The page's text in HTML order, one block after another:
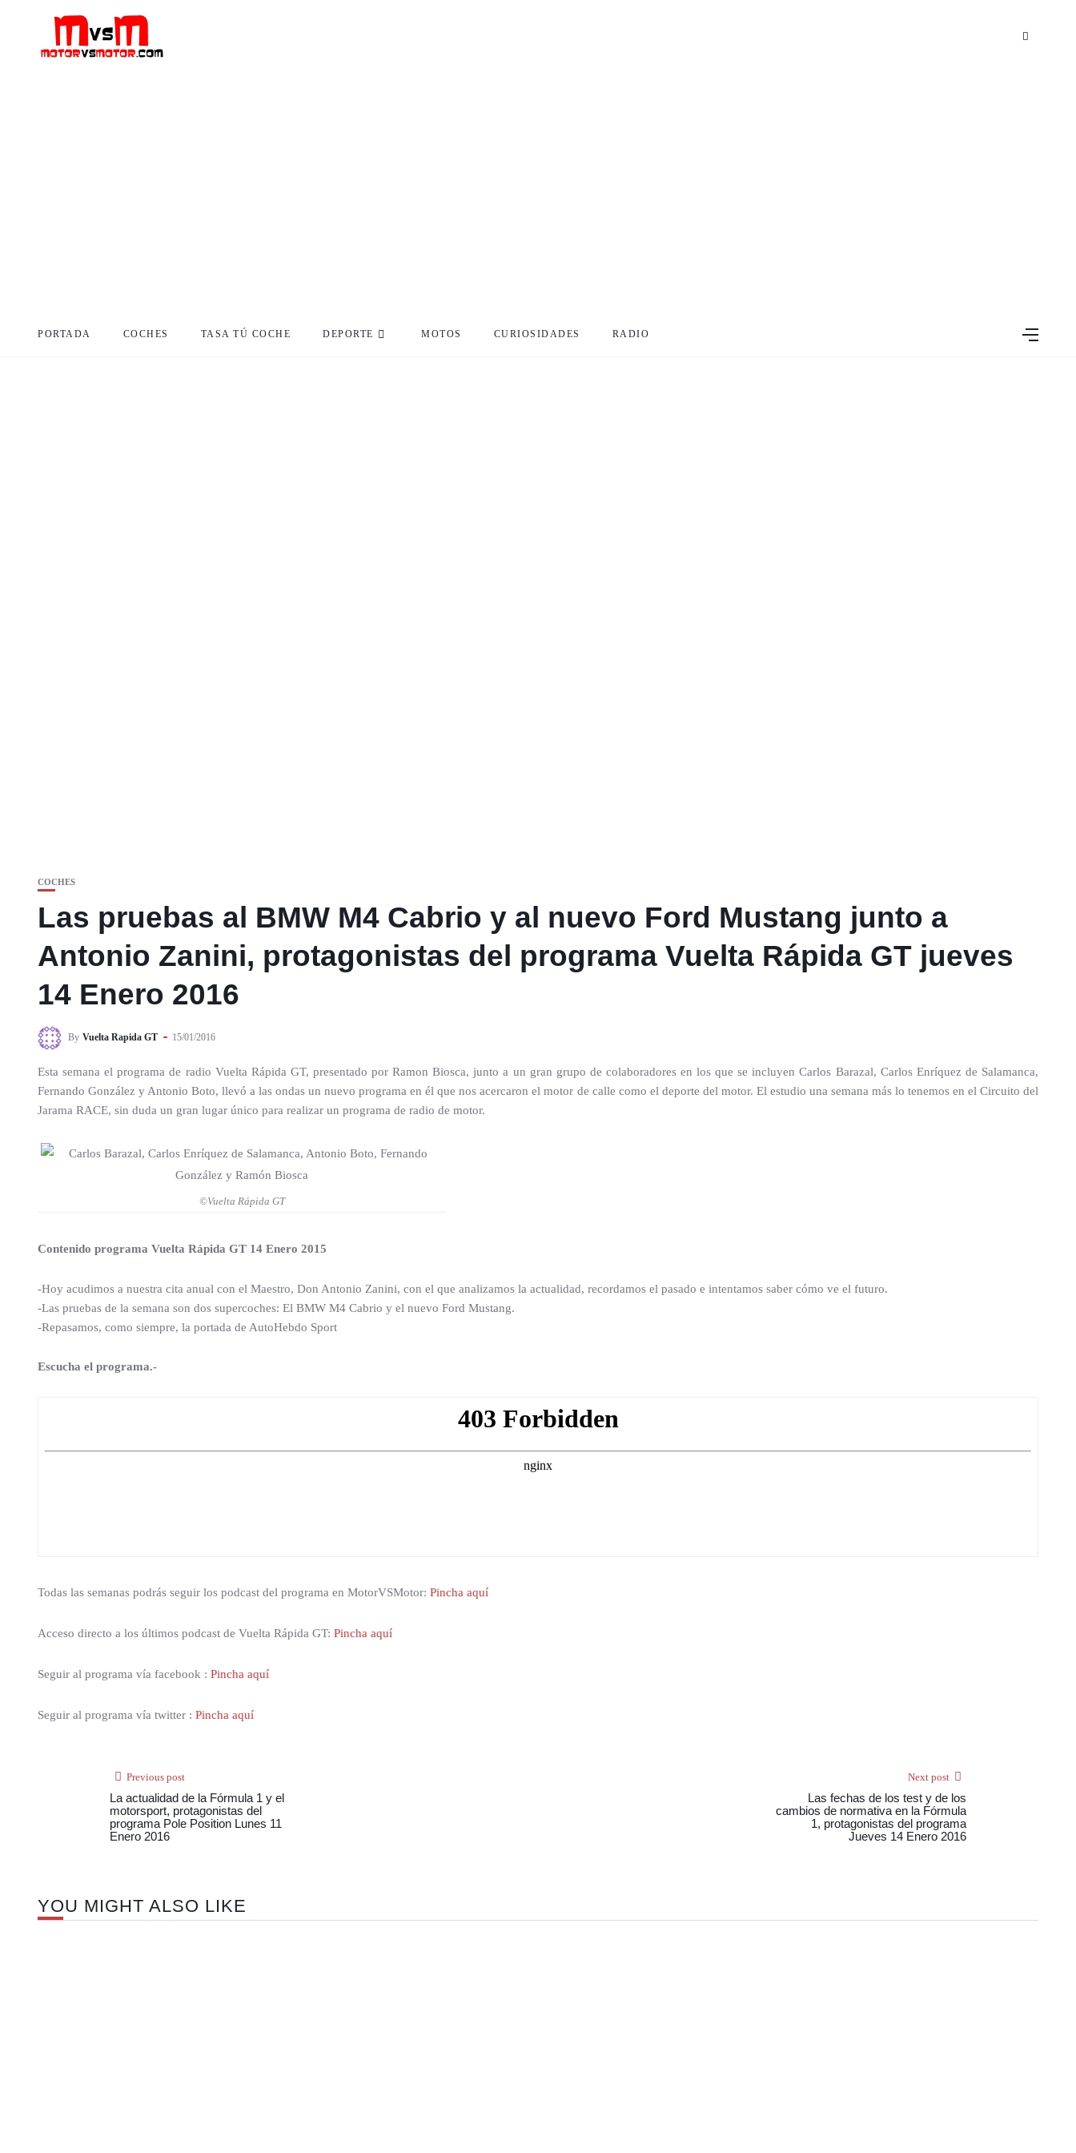
PORTADA COCHES TASA TÚ COCHE DEPORTE MOTOS CURIOSIDADES RADIO
COCHES
Las pruebas al BMW M4 Cabrio y al nuevo Ford Mustang junto a
Antonio Zanini, protagonistas del programa Vuelta Rápida GT jueves
14 Enero 2016
By Vuelta Rapida GT 15/01/2016
Esta semana el programa de radio Vuelta Rápida GT, presentado por Ramon Biosca, junto a un gran grupo de colaboradores en los que se incluyen Carlos Barazal, Carlos Enríquez de Salamanca,
Fernando González y Antonio Boto, llevó a las ondas un nuevo programa en él que nos acercaron el motor de calle como el deporte del motor. El estudio una semana más lo tenemos en el Circuito del
Jarama RACE, sin duda un gran lugar único para realizar un programa de radio de motor.
©Vuelta Rápida GT
Contenido programa Vuelta Rápida GT 14 Enero 2015
-Hoy acudimos a nuestra cita anual con el Maestro, Don Antonio Zanini, con el que analizamos la actualidad, recordamos el pasado e intentamos saber cómo ve el futuro.
-Las pruebas de la semana son dos supercoches: El BMW M4 Cabrio y el nuevo Ford Mustang.
-Repasamos, como siempre, la portada de AutoHebdo Sport
Escucha el programa.-
Todas las semanas podrás seguir los podcast del programa en MotorVSMotor: Pincha aquí
Acceso directo a los últimos podcast de Vuelta Rápida GT: Pincha aquí
Seguir al programa vía facebook : Pincha aquí
Seguir al programa vía twitter : Pincha aquí
Previous post
La actualidad de la Fórmula 1 y el
motorsport, protagonistas del
programa Pole Position Lunes 11
Enero 2016
Next post
Las fechas de los test y de los
cambios de normativa en la Fórmula
1, protagonistas del programa
Jueves 14 Enero 2016
YOU MIGHT ALSO LIKE